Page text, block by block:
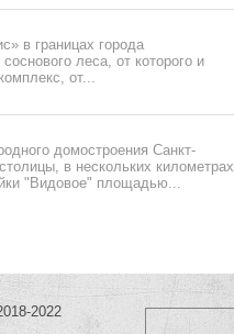
в границах города
леса, от которого и
от...
домостроения Санкт-
в нескольких километрах
"Видовое" площадью...
2022